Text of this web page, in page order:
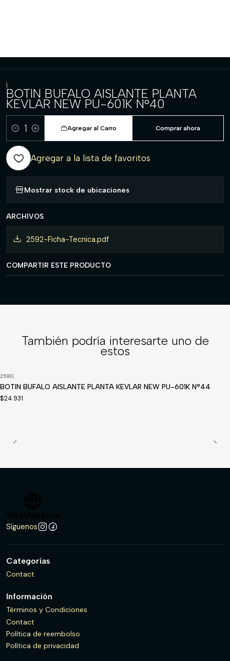
|
BOTIN BUFALO AISLANTE PLANTA
KEVLAR NEW PU-601K N°40
Cantidad
Agregar al Carro Comprar ahora
Agregar a la lista de favoritos
Mostrar stock de ubicaciones
ARCHIVOS
2592-Ficha-Tecnica.pdf
COMPARTIR ESTE PRODUCTO
También podría interesarte uno de
estos
2593|
BOTIN BUFALO AISLANTE PLANTA KEVLAR NEW PU-601K N°44
$24.931
Síguenos
Categorías
Contact
Información
Términos y Condiciones
Contact
Política de reembolso
Política de privacidad